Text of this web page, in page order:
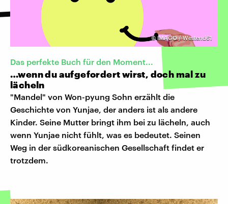
© IMAGO / Westend61
Das perfekte Buch für den Moment...
…wenn du aufgefordert wirst, doch mal zu
lächeln
"Mandel" von Won-pyung Sohn erzählt die
Geschichte von Yunjae, der anders ist als andere
Kinder. Seine Mutter bringt ihm bei zu lächeln, auch
wenn Yunjae nicht fühlt, was es bedeutet. Seinen
Weg in der südkoreanischen Gesellschaft findet er
trotzdem.